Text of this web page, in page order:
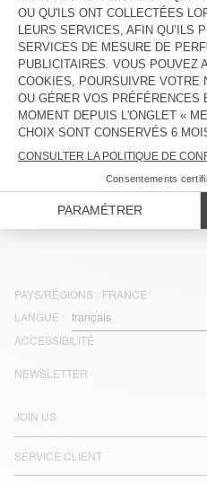
VESTE MIXTE SNOPDOG - 20
YEARS
185 €
129,50 €
DOUDOUNE HOMME ROFY
225 €
157,50 €
VESTE HOMME LYCAZ
INDISPONIBLE
230 € 115 €
PAYS/RÉGIONS : FRANCE
LANGUE :
ACCESSIBILITÉ
JOIN US
SERVICE CLIENT
NEWSLETTER